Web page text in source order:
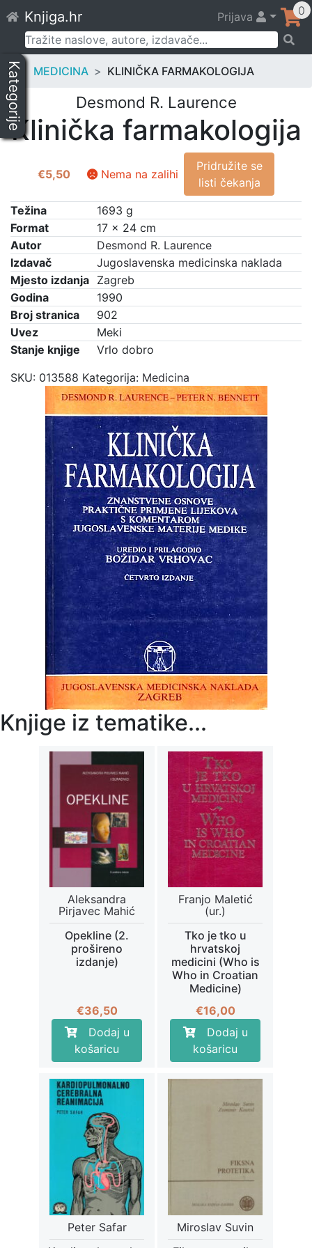
to
content
Knjiga.hr Prijava 0
Pretraži:
Kategorije MEDICINA KLINIČKA FARMAKOLOGIJA
Desmond R. Laurence
Klinička farmakologija
€5,50 Nema na zalihi
Pridružite se
listi čekanja
Težina
1693 g
Format
17 × 24 cm
Autor
Desmond R. Laurence
Izdavač
Jugoslavenska medicinska naklada
Mjesto izdanja Zagreb
Godina
1990
Broj stranica
902
Uvez
Meki
Stanje knjige
Vrlo dobro
SKU: 013588 Kategorija: Medicina
Knjige iz tematike...
Aleksandra
Pirjavec Mahić
Opekline (2.
prošireno
izdanje)
€36,50
Dodaj u
košaricu
Franjo Maletić
(ur.)
Tko je tko u
hrvatskoj
medicini (Who is
Who in Croatian
Medicine)
€16,00
Dodaj u
košaricu
Peter Safar
Miroslav Suvin